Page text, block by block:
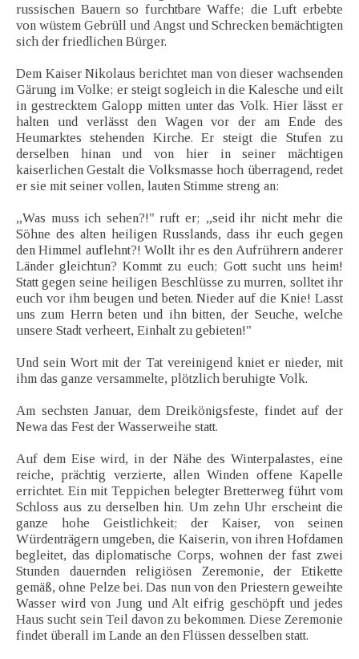
russischen Bauern so furchtbare Waffe; die Luft erbebte
von wüstem Gebrüll und Angst und Schrecken bemächtigten
sich der friedlichen Bürger.
Dem Kaiser Nikolaus berichtet man von dieser wachsenden
Gärung im Volke; er steigt sogleich in die Kalesche und eilt
in gestrecktem Galopp mitten unter das Volk. Hier lässt er
halten und verlässt den Wagen vor der am Ende des
Heumarktes stehenden Kirche. Er steigt die Stufen zu
derselben hinan und von hier in seiner mächtigen
kaiserlichen Gestalt die Volksmasse hoch überragend, redet
er sie mit seiner vollen, lauten Stimme streng an:
„Was muss ich sehen?!" ruft er; „seid ihr nicht mehr die
Söhne des alten heiligen Russlands, dass ihr euch gegen
den Himmel auflehnt?! Wollt ihr es den Aufrührern anderer
Länder gleichtun? Kommt zu euch; Gott sucht uns heim!
Statt gegen seine heiligen Beschlüsse zu murren, solltet ihr
euch vor ihm beugen und beten. Nieder auf die Knie! Lasst
uns zum Herrn beten und ihn bitten, der Seuche, welche
unsere Stadt verheert, Einhalt zu gebieten!"
Und sein Wort mit der Tat vereinigend kniet er nieder, mit
ihm das ganze versammelte, plötzlich beruhigte Volk.
Am sechsten Januar, dem Dreikönigsfeste, findet auf der
Newa das Fest der Wasserweihe statt.
Auf dem Eise wird, in der Nähe des Winterpalastes, eine
reiche, prächtig verzierte, allen Winden offene Kapelle
errichtet. Ein mit Teppichen belegter Bretterweg führt vom
Schloss aus zu derselben hin. Um zehn Uhr erscheint die
ganze hohe Geistlichkeit; der Kaiser, von seinen
Würdenträgern umgeben, die Kaiserin, von ihren Hofdamen
begleitet, das diplomatische Corps, wohnen der fast zwei
Stunden dauernden religiösen Zeremonie, der Etikette
gemäß, ohne Pelze bei. Das nun von den Priestern geweihte
Wasser wird von Jung und Alt eifrig geschöpft und jedes
Haus sucht sein Teil davon zu bekommen. Diese Zeremonie
findet überall im Lande an den Flüssen desselben statt.